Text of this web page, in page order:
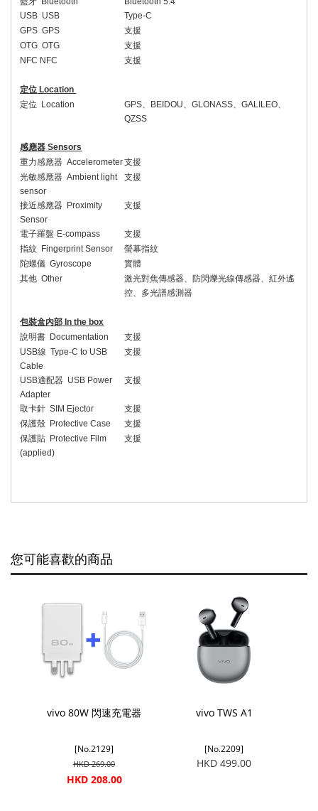
USB USB
Type-C
GPS GPS
支援
OTG OTG
支援
NFC NFC
支援
定位 Location
定位 Location GPS BEIDOU 、GLONASS 、GALILEO
QZSS
感應器 Sensors
重力感應器 Accelerometer支援
光敏感應器 Ambient light
sensor
支援
接近感應器 Proximity
Sensor
支援
電子羅盤 E-compass
支援
指紋 Fingerprint Sensor
螢幕指紋
陀螺儀 Gyroscope
實體
其他 Other
激光對焦傳感器、防閃爍光線傳感器、紅外遙
控、多光譜感測器
包裝盒內部 In the box
說明書 Documentation
支援
USB線 Type-C to USB
Cable
支援
USB適配器 USB Power
Adapter
支援
取卡針 SIM Ejector
支援
保護殼 Protective Case
支援
保護貼 Protective Film
(applied)
支援
您可能喜歡的商品
vivo 80W 閃速充電器
[No.2129]
HKD 269.00
HKD 208.00
vivo TWS A1
[No.2209]
HKD 499.00